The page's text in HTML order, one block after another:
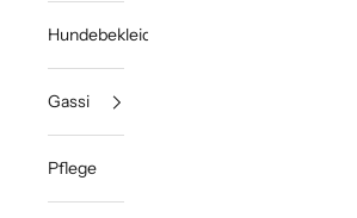
Hundebekleidung
Gassi
Pflege